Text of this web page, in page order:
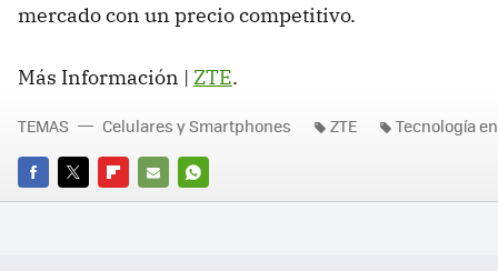
mercado con un precio competitivo.
Más Información | ZTE.
FACEBOOK
TWITTERFLIPBOARD
E-
WHATSAPP
TEMAS Celulares y Smartphones ZTE Tecnología